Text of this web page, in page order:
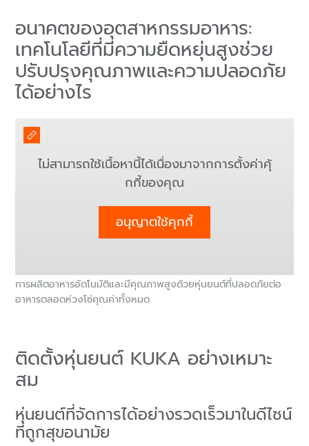
อนาคตของอุตสาหกรรมอาหาร:
เทคโนโลยีที่มีความยืดหยุ่นสูงช่วย
ปรับปรุงคุณภาพและความปลอดภัย
ได้อย่างไร
ไม่สามารถใช้เนื้อหานี้ได้เนื่องมาจากการตั้งค่าคุ้
กกี้ของคุณ
อนุญาตใช้คุกกี้
การผลิตอาหารอัตโนมัติและมีคุณภาพสูงด้วยหุ่นยนต์ที่ปลอดภัยต่อ
อาหารตลอดห่วงโซ่คุณค่าทั้งหมด
ติดตั้งหุ่นยนต์ KUKA อย่างเหมาะ
สม
หุ่นยนต์ที่จัดการได้อย่างรวดเร็วมาในดีไซน์
ที่ถูกสุขอนามัย